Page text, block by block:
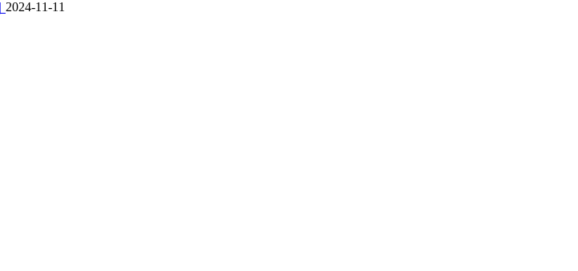
2024-11-11